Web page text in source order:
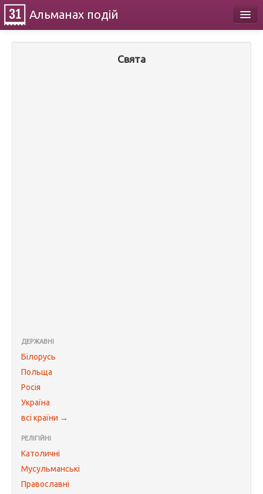
Альманах подій
Свята
ДЕРЖАВНІ
Білорусь
Польща
Росія
Україна
всі країни →
РЕЛІГІЙНІ
Католичні
Мусульманські
Православні